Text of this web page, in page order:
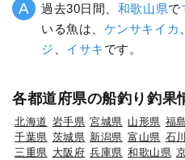
過去30日間、 和歌山県で
いる魚は、 ケンサキイカ
ジ
イサキです。
各都道府県の船釣り釣果
北海道 岩手県 宮城県 山形県 福
千葉県 茨城県 新潟県 富山県 石
三重県 大阪府 兵庫県 和歌山県